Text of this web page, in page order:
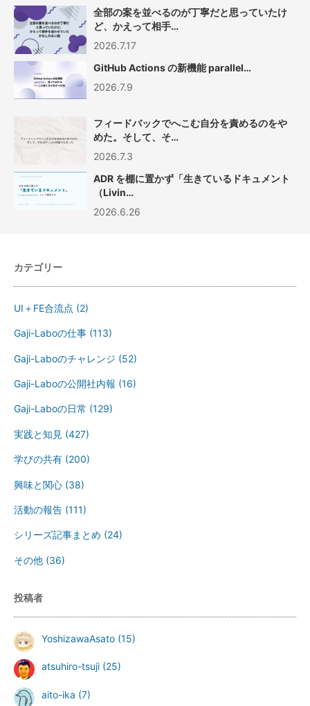
全部の案を並べるのが丁寧だと思っていたけ
ど、かえって相手…
2026.7.17
GitHub Actions の新機能 parallel…
2026.7.9
フィードバックでへこむ自分を責めるのをや
めた。そして、そ…
2026.7.3
ADR を棚に置かず「生きているドキュメント
（Livin…
2026.6.26
カテゴリー
UI＋FE合流点 (2)
Gaji-Laboの仕事 (113)
Gaji-Laboのチャレンジ (52)
Gaji-Laboの公開社内報 (16)
Gaji-Laboの日常 (129)
実践と知見 (427)
学びの共有 (200)
興味と関心 (38)
活動の報告 (111)
シリーズ記事まとめ (24)
その他 (36)
投稿者
YoshizawaAsato (15)
atsuhiro-tsuji (25)
aito-ika (7)